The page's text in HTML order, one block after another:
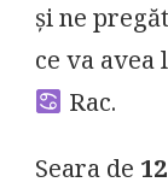
și ne
ce va avea
Rac.
Seara de